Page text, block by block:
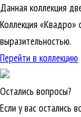
Данная коллекция
Коллекция «Квадро»
выразительностью.
Перейти в коллекцию
Остались вопросы?
Если у вас остались